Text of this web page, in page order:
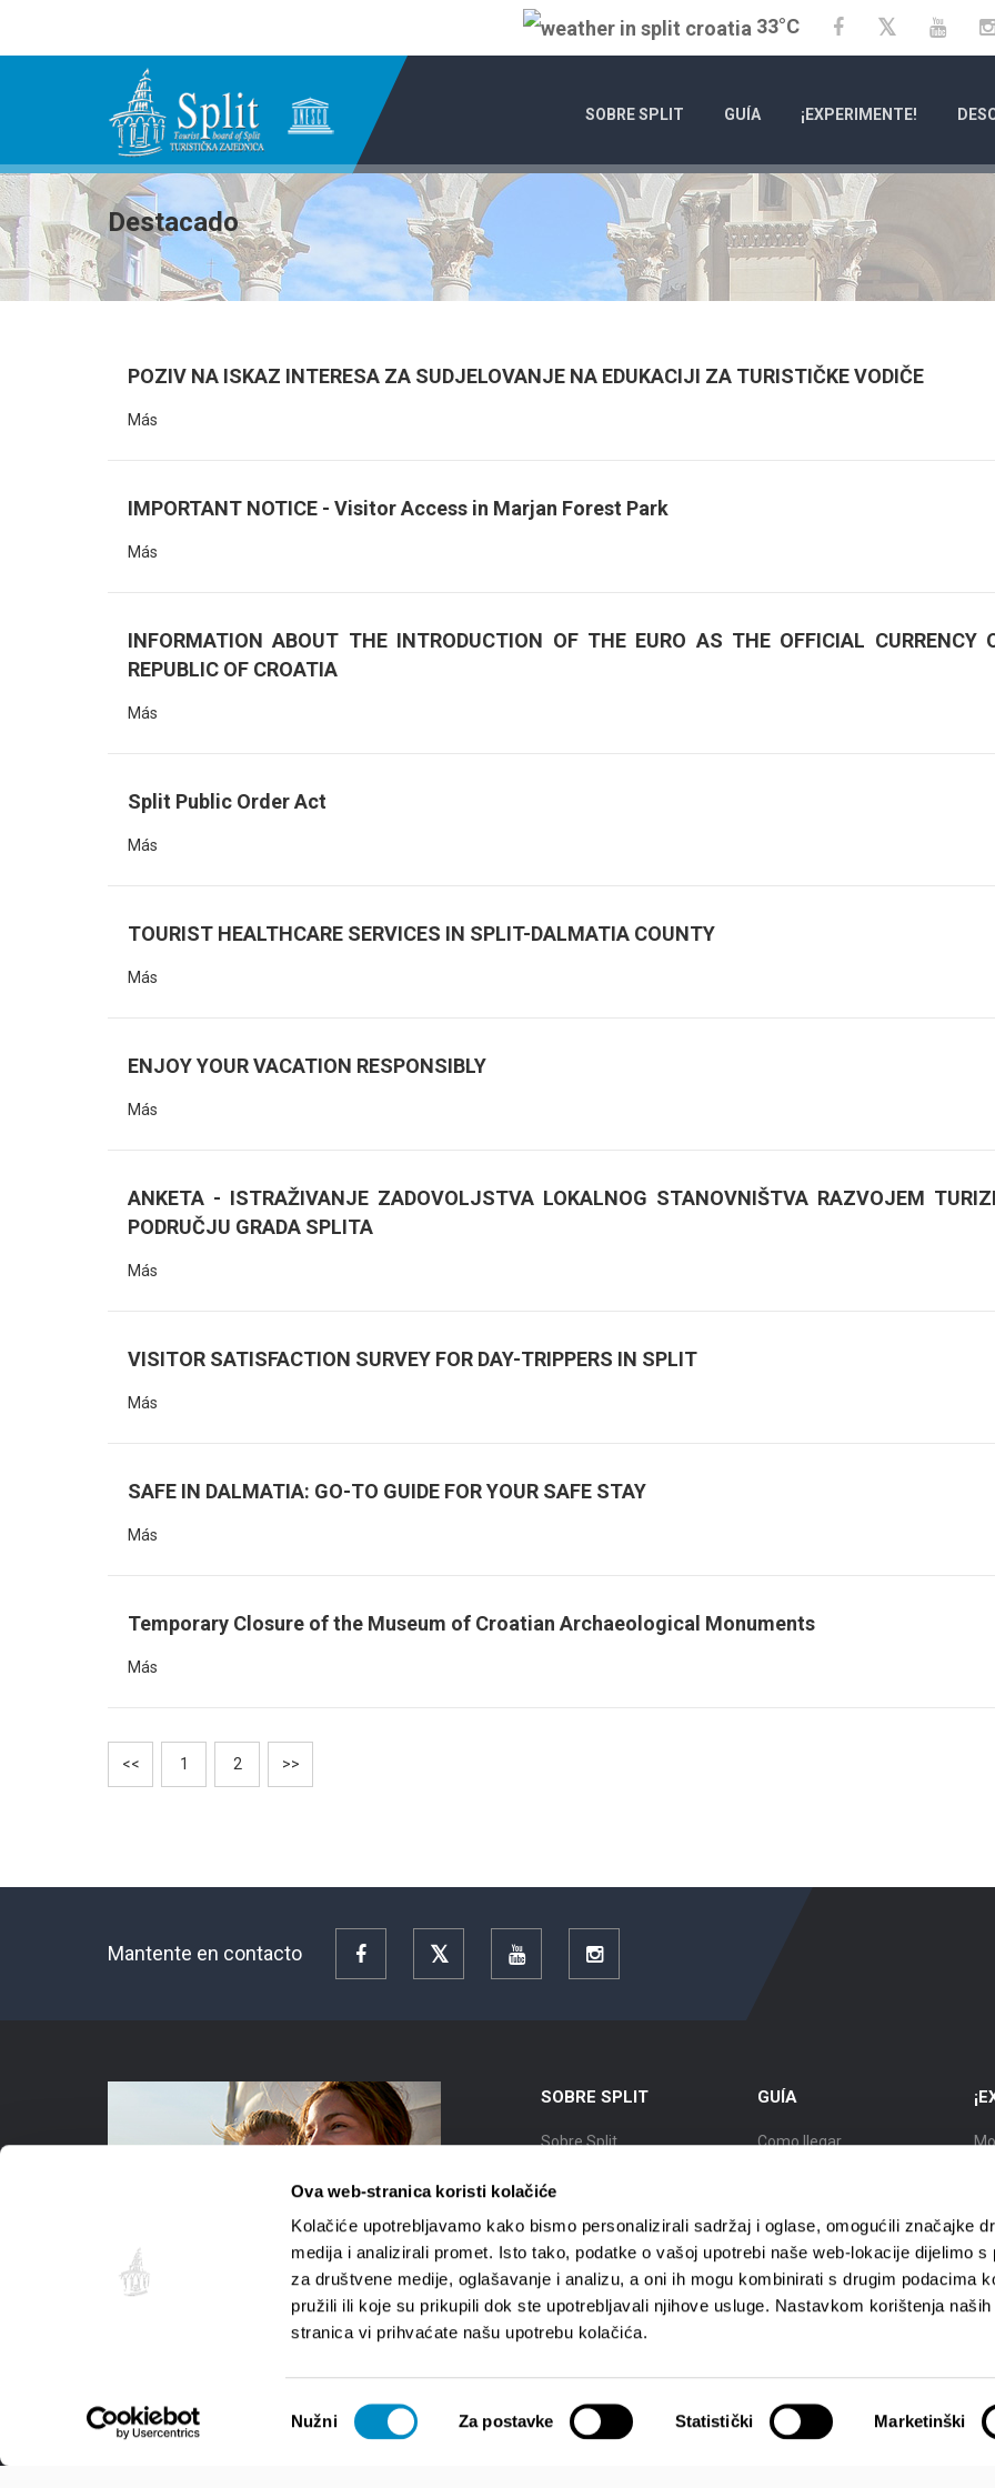
Ova web-stranica koristi kolačiće
Kolačiće upotrebljavamo kako bismo personalizirali sadržaj i oglase, omogućili značajke
medija i analizirali promet. Isto tako, podatke o vašoj upotrebi naše web-lokacije dijelimo s
za društvene medije, oglašavanje i analizu, a oni ih mogu kombinirati s drugim podacima
pružili ili koje su prikupili dok ste upotrebljavali njihove usluge. Nastavkom korištenja
stranica vi prihvaćate našu upotrebu kolačića.
pristanka
Nužni Za postavke Statistički Marketinški
33°C FacebookTwitter
SOBRE SPLIT GUÍA ¡EXPERIMENTE!
Destacado
POZIV NA ISKAZ INTERESA ZA SUDJELOVANJE NA EDUKACIJI ZA TURISTIČKE VODIČE
Más
IMPORTANT NOTICE - Visitor Access in Marjan Forest Park
Más
INFORMATION ABOUT THE INTRODUCTION OF THE EURO AS THE OFFICIAL CURRENCY
REPUBLIC OF CROATIA
Más
Split Public Order Act
Más
TOURIST HEALTHCARE SERVICES IN SPLIT-DALMATIA COUNTY
Más
ENJOY YOUR VACATION RESPONSIBLY
Más
ANKETA - ISTRAŽIVANJE ZADOVOLJSTVA LOKALNOG STANOVNIŠTVA RAZVOJEM
PODRUČJU GRADA SPLITA
Más
VISITOR SATISFACTION SURVEY FOR DAY-TRIPPERS IN SPLIT
Más
SAFE IN DALMATIA: GO-TO GUIDE FOR YOUR SAFE STAY
Más
Temporary Closure of the Museum of Croatian Archaeological Monuments
Más
<< 1 2 >>
Mantente en contacto Facebook YouTube Instagram
SOBRE SPLIT
Sobre Split
Posición
Historia
Ciudadanos importantes de
Split
Mapa de Split
GUÍA
Como llegar
Moverse por Split
Agencias de viajes
Guías turísticos